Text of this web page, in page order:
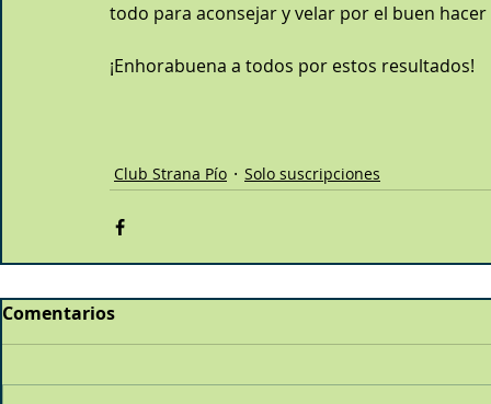
todo para aconsejar y velar por el buen
¡Enhorabuena a todos por estos resultados!
Club Strana Pío Solo suscripciones
Comentarios